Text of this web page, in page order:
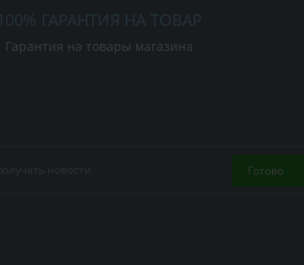
100% ГАРАНТИЯ НА ТОВАР
Гарантия на товары магазина
Готово